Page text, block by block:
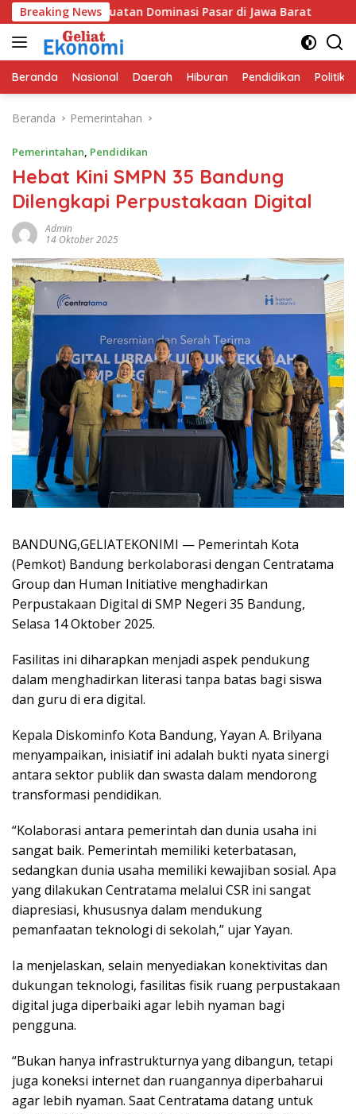
Langsung
ke
konten
Breaking News
Penguatan Dominasi Pasar di Jawa Barat Program
Beranda Nasional Daerah Hiburan Pendidikan Politik
Beranda Pemerintahan
Pemerintahan, Pendidikan
Hebat Kini SMPN 35 Bandung
Dilengkapi Perpustakaan Digital
Admin
14 Oktober 2025
BANDUNG,GELIATEKONIMI — Pemerintah Kota
(Pemkot) Bandung berkolaborasi dengan Centratama
Group dan Human Initiative menghadirkan
Perpustakaan Digital di SMP Negeri 35 Bandung,
Selasa 14 Oktober 2025.
Fasilitas ini diharapkan menjadi aspek pendukung
dalam menghadirkan literasi tanpa batas bagi siswa
dan guru di era digital.
Kepala Diskominfo Kota Bandung, Yayan A. Brilyana
menyampaikan, inisiatif ini adalah bukti nyata sinergi
antara sektor publik dan swasta dalam mendorong
transformasi pendidikan.
“Kolaborasi antara pemerintah dan dunia usaha ini
sangat baik. Pemerintah memiliki keterbatasan,
sedangkan dunia usaha memiliki kewajiban sosial. Apa
yang dilakukan Centratama melalui CSR ini sangat
diapresiasi, khususnya dalam mendukung
pemanfaatan teknologi di sekolah,” ujar Yayan.
Ia menjelaskan, selain menyediakan konektivitas dan
dukungan teknologi, fasilitas fisik ruang perpustakaan
digital juga diperbaiki agar lebih nyaman bagi
pengguna.
“Bukan hanya infrastrukturnya yang dibangun, tetapi
juga koneksi internet dan ruangannya diperbaharui
agar lebih nyaman. Saat Centratama datang untuk